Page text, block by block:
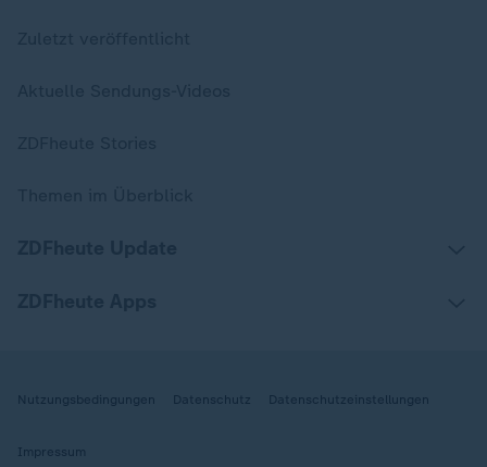
Nutzungsbedingungen Datenschutz Datenschutzeinstellungen
Impressum